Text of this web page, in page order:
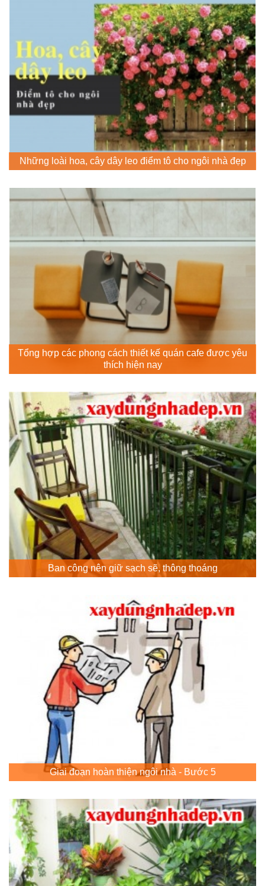
Những loài hoa, cây dây leo điểm tô cho ngôi nhà đẹp
Tổng hợp các phong cách thiết kế quán cafe được yêu
thích hiện nay
Ban công nên giữ sạch sẽ, thông thoáng
Giai đoạn hoàn thiện ngôi nhà - Bước 5